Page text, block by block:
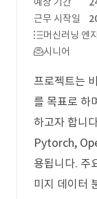
근무 시작일
머신러닝 엔
시니어
프로젝트는
를 목표로 하
하고자 합니
Pytorch,
용됩니다. 주
미지 데이터